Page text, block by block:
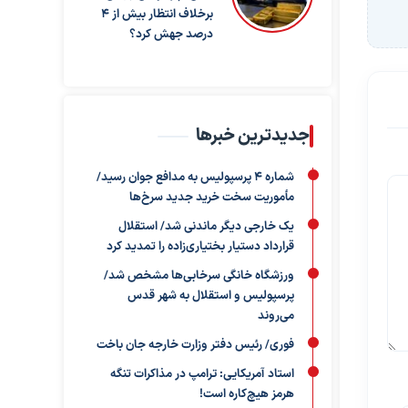
برخلاف انتظار بیش از ۴
درصد جهش کرد؟
جدیدترین خبرها
شماره ۴ پرسپولیس به مدافع جوان رسید/
مأموریت سخت خرید جدید سرخ‌ها
یک خارجی دیگر ماندنی شد/ استقلال
قرارداد دستیار بختیاری‌زاده را تمدید کرد
ورزشگاه خانگی سرخابی‌ها مشخص شد/
پرسپولیس و استقلال به شهر قدس
می‌روند
فوری/ رئیس دفتر وزارت خارجه جان باخت
استاد آمریکایی: ترامپ در مذاکرات تنگه
هرمز هیچ‌کاره است!